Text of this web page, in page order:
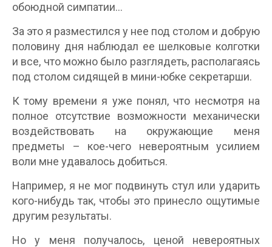
обоюдной симпатии…
За это я разместился у нее под столом и добрую
половину дня наблюдал ее шелковые колготки
и все, что можно было разглядеть, располагаясь
под столом сидящей в мини-юбке секретарши.
К тому времени я уже понял, что несмотря на
полное отсутствие возможности механически
воздействовать на окружающие меня
предметы – кое-чего невероятным усилием
воли мне удавалось добиться.
Например, я не мог подвинуть стул или ударить
кого-нибудь так, чтобы это принесло ощутимые
другим результаты.
Но у меня получалось, ценой невероятных